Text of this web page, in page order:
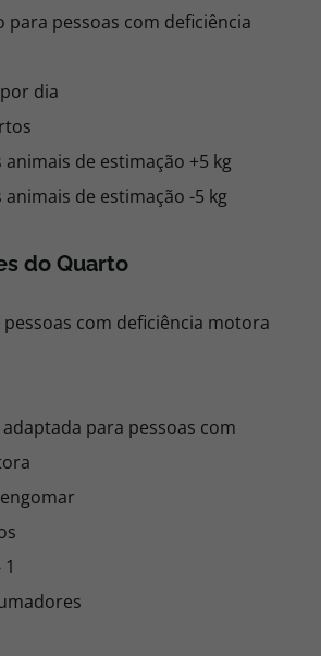
para pessoas com deficiência
dia
de estimação +5 kg
de estimação -5 kg
do Quarto
com deficiência motora
para pessoas com